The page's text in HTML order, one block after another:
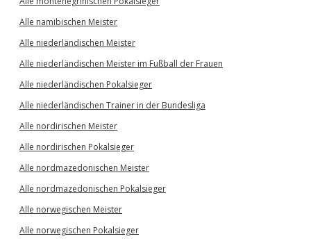
Alle namibischen Meister
Alle niederländischen Meister
Alle niederländischen Meister im Fußball der Frauen
Alle niederländischen Pokalsieger
Alle niederländischen Trainer in der Bundesliga
Alle nordirischen Meister
Alle nordirischen Pokalsieger
Alle nordmazedonischen Meister
Alle nordmazedonischen Pokalsieger
Alle norwegischen Meister
Alle norwegischen Pokalsieger